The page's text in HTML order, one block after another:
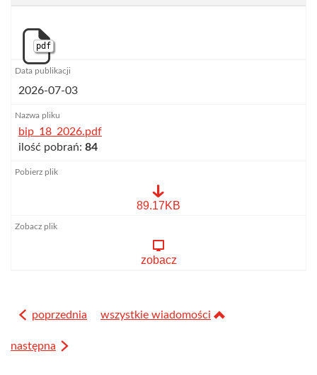
pdf
2026-07-03
bip_18_2026.pdf
ilość pobrań: 84
89.17KB
zobacz
poprzednia wszystkie wiadomości
następna